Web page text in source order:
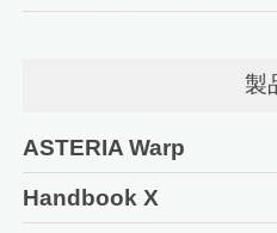
製
ASTERIA Warp
Handbook X